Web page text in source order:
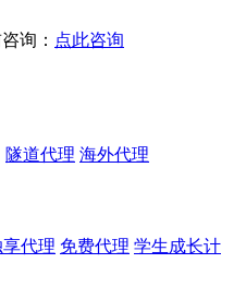
询： 点此咨询
隧道代理 海外代理
代理 免费代理 学生成长计